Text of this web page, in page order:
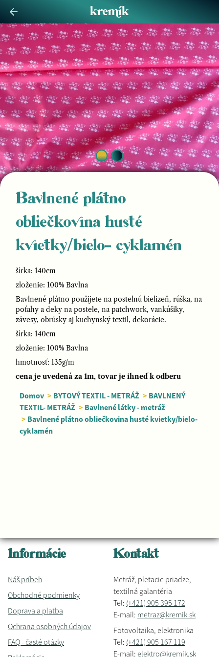
Bavlnené plátno
obliečkovina husté
kvietky/bielo- cyklamén
šírka: 140cm
zloženie: 100% Bavlna
Bavlnené plátno použijete na postelnú bielizeň, rúška, na
poťahy a deky na postele, na patchwork, vankúšiky,
závesy, obrúsky aj kuchynský textil, dekorácie.
šírka: 140cm
zloženie: 100% Bavlna
hmotnosť: 135g/m
cena je uvedená za 1m, tovar je ihneď k odberu
Domov > BYTOVÝ TEXTIL - METRÁŽ > BAVLNENÝ
TEXTIL- METRÁŽ > Bavlnené látky - metráž
> Bavlnené plátno obliečkovina husté kvietky/bielo-
cyklamén
Informácie
Náš príbeh
Obchodné podmienky
Doprava a platba
Ochrana osobných údajov
FAQ - časté otázky
Kontakt
Metráž, pletacie priadze,
textilná galantéria
Tel: (+421) 905 395 172
E-mail: metraz@kremik.sk
Fotovoltaika, elektronika
Tel: (+421) 905 167 119
E-mail: elektro@kremik.sk